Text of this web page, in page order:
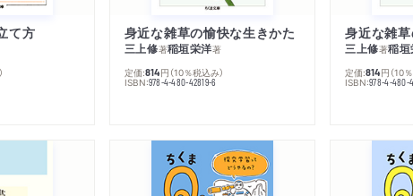
て方 身近な雑草の愉快な生きかた
三上修著稲垣栄洋著
定価:814円 （10％税込み）
ISBN:978-4-480-42819-6
身近な雑
三上修著稲
定価:814円 （10
ISBN:978-4-480-